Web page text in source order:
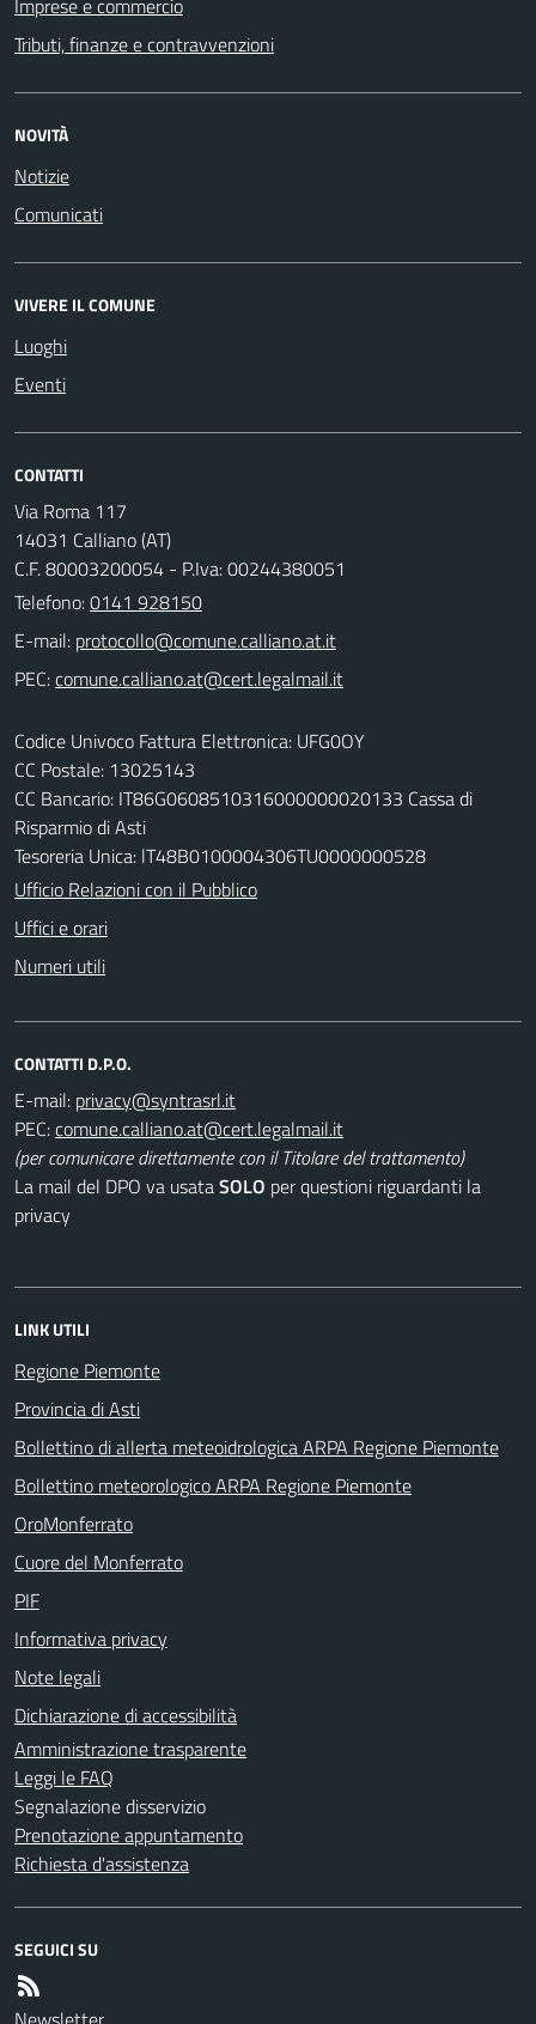
Tributi, finanze e contravvenzioni
NOVITÀ
Notizie
Comunicati
VIVERE IL COMUNE
Luoghi
Eventi
CONTATTI
Via Roma 117
14031 Calliano (AT)
C.F. 80003200054 - P.Iva: 00244380051
Telefono:0141 928150
E-mail:
PEC:
Codice Univoco Fattura Elettronica: UFG0OY
CC Postale: 13025143
CC Bancario: IT86G0608510316000000020133 Cassa di
Risparmio di Asti
Tesoreria Unica: lT48B0100004306TU0000000528
Ufficio Relazioni con il Pubblico
Uffici e orari
Numeri utili
CONTATTI D.P.O.
E-mail:
PEC:
(per comunicare direttamente con il Titolare del trattamento)
La mail del DPO va usataSOLO per questioni riguardanti la
privacy
LINK UTILI
Regione Piemonte
Provincia di Asti
Bollettino di allerta meteoidrologica ARPA Regione Piemonte
Bollettino meteorologico ARPA Regione Piemonte
OroMonferrato
Cuore del Monferrato
PIF
Informativa privacy
Note legali
Dichiarazione di accessibilità
Amministrazione trasparente
Leggi le FAQ
Segnalazione disservizio
Prenotazione appuntamento
Richiesta d'assistenza
SEGUICI SU